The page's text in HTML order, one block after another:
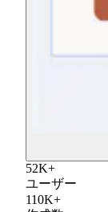
52K+
ユーザー
110K+